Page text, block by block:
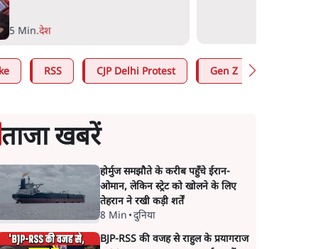
5 Min.देश
RSS CJP Delhi Protest Gen Z
ताजा खबरें
होर्मुज समझौते के करीब पहुँचे ईरान-
ओमान, लेकिन स्ट्रेट को खोलने के लिए
तेहरान ने रखी कड़ी शर्तें
8 Min •दुनिया
BJP-RSS की वजह से राहुल के प्रयागराज